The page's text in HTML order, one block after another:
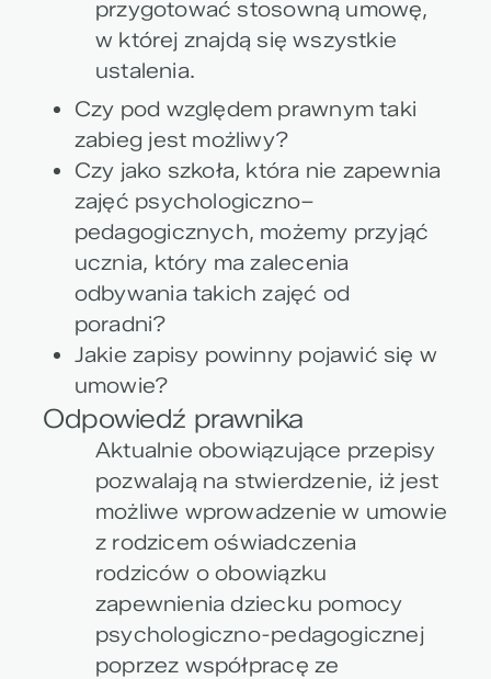
przygotować stosowną umowę,
w której znajdą się wszystkie
ustalenia.
Czy pod względem prawnym taki
zabieg jest możliwy?
Czy jako szkoła, która nie zapewnia
zajęć psychologiczno–
pedagogicznych, możemy przyjąć
ucznia, który ma zalecenia
odbywania takich zajęć od
poradni?
Jakie zapisy powinny pojawić się w
umowie?
Odpowiedź prawnika
Aktualnie obowiązujące przepisy
pozwalają na stwierdzenie, iż jest
możliwe wprowadzenie w umowie
z rodzicem oświadczenia
rodziców o obowiązku
zapewnienia dziecku pomocy
psychologiczno-pedagogicznej
poprzez współpracę ze